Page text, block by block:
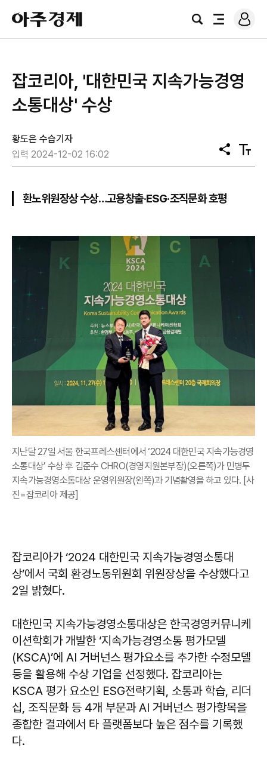
아
주
경
검
전
로
그
잡코리아, '대한민국 지속가능경영
소통대상' 수상
황도은 수습기자
입력 2024-12-02 16:02
공
유
텍
스
환노위원장상 수상…고용창출·ESG·조직문화 호평
지난달 27일 서울 한국프레스센터에서 ‘2024 대한민국 지속가능경영
소통대상’ 수상 후 김준수 CHRO(경영지원본부장)(오른쪽)가 민병두
지속가능경영소통대상 운영위원장(왼쪽)과 기념촬영을 하고 있다. [사
진=잡코리아 제공]
잡코리아가 ‘2024 대한민국 지속가능경영소통대
상’에서 국회 환경노동위원회 위원장상을 수상했다고
2일 밝혔다.
대한민국 지속가능경영소통대상은 한국경영커뮤니케
이션학회가 개발한 ‘지속가능경영소통 평가모델
(KSCA)’에 AI 거버넌스 평가요소를 추가한 수정모델
등을 활용해 수상 기업을 선정했다. 잡코리아는
KSCA 평가 요소인 ESG전략기획, 소통과 학습, 리더
십, 조직문화 등 4개 부문과 AI 거버넌스 평가항목을
종합한 결과에서 타 플랫폼보다 높은 점수를 기록했
다.